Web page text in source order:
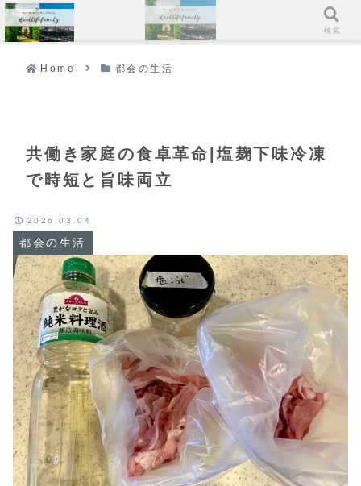
Home 都会の生活
共働き家庭の食卓革命|塩麹下味冷凍
で時短と旨味両立
都会の生活
2026.03.04
メニュー 検索